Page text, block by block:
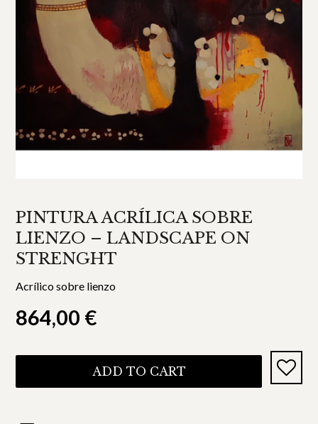
PINTURA ACRÍLICA SOBRE
LIENZO – LANDSCAPE ON
STRENGHT
Acrílico sobre lienzo
864,00 €
ADD TO CART